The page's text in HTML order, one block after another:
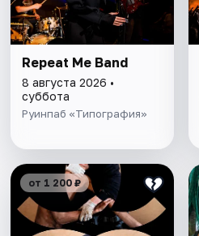
Repeat Me Band
8 августа 2026 •
суббота
Руинпаб «Типография»
от 1 200 ₽